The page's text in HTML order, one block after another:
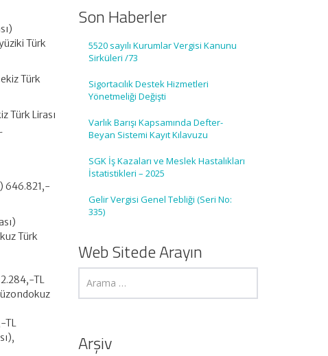
Türk
Türk
Türk Lirası
646.821,-
Türk
TL
TL
Son Haberler
5520 sayılı Kurumlar Vergisi Kanunu
Sirküleri /73
Sigortacılık Destek Hizmetleri
Yönetmeliği Değişti
Varlık Barışı Kapsamında Defter-
Beyan Sistemi Kayıt Kılavuzu
SGK İş Kazaları ve Meslek Hastalıkları
İstatistikleri – 2025
Gelir Vergisi Genel Tebliği (Seri No:
335)
Web Sitede Arayın
Arşiv